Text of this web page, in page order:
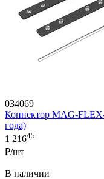
034069
Коннектор MAG-
года)
1 21645
₽/шт
В наличии